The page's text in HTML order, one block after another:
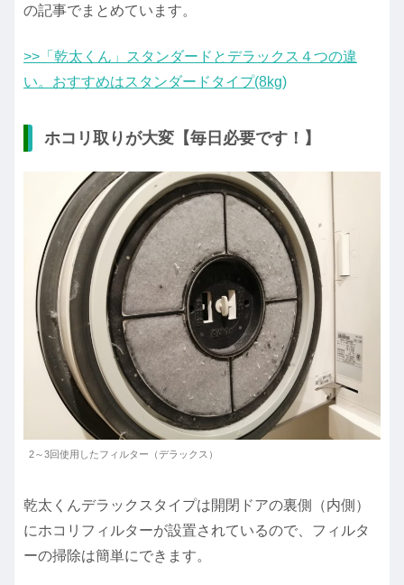
の記事でまとめています。
>>「乾太くん」スタンダードとデラックス４つの違
い。おすすめはスタンダードタイプ(8kg)
ホコリ取りが大変【毎日必要です！】
2～3回使用したフィルター（デラックス）
乾太くんデラックスタイプは開閉ドアの裏側（内側）
にホコリフィルターが設置されているので、フィルタ
ーの掃除は簡単にできます。